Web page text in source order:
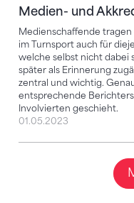
Medien- und
Medienschaffende tragen
im Turnsport auch für
welche selbst nicht dabei
später als Erinnerung
zentral und wichtig.
entsprechende
Involvierten geschieht.
01.05.2023